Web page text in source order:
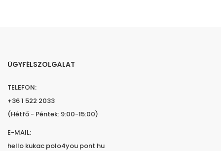
ÜGYFÉLSZOLGÁLAT
TELEFON:
+36 1 522 2033
(Hétfő - Péntek: 9:00-15:00)
E-MAIL:
hello kukac polo4you pont hu